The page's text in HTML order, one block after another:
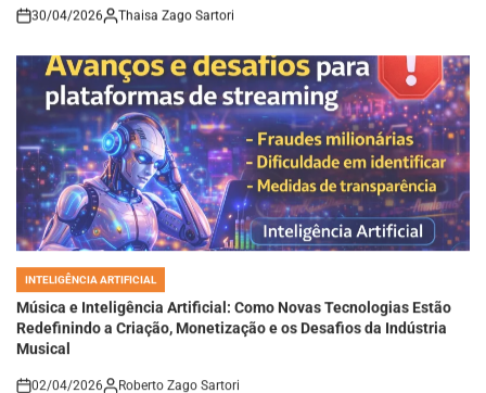
on
POSTED
IN
Música e Inteligência Artificial: Como Novas Tecnologias Estão
Redefinindo a Criação, Monetização e os Desafios da Indústria
Musical